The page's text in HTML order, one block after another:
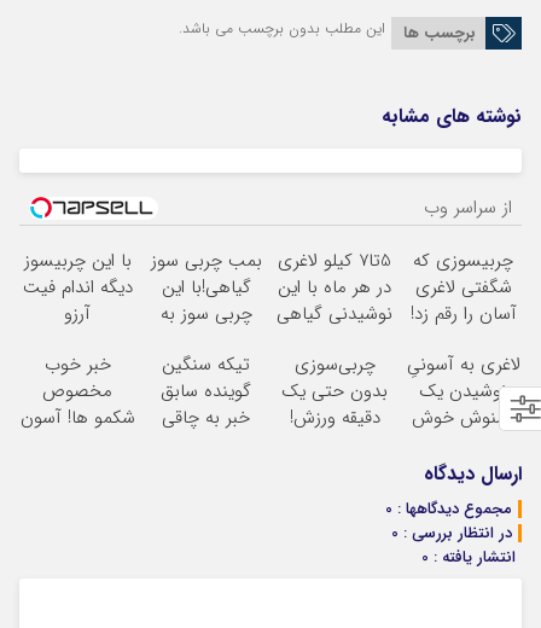
برچسب ها این مطلب بدون برچسب می باشد.
نوشته های مشابه
از سراسر وب
چربیسوزی که
شگفتی لاغری
آسان را رقم زد!
5تا7 کیلو لاغری
در هر ماه با این
نوشیدنی گیاهی
نصف قیمت
بمب چربی سوز
گیاهی!با این
چربی سوز به
شو با مجوز
بهداشت
با این چربیسوز
دیگه اندام فیت
آرزو
تا امشب)
لاغری به آسونیِ
نوشیدن یک
دمنوش خوش
چربی‌سوزی
بدون حتی یک
دقیقه ورزش!
تیکه سنگین
گوینده سابق
خبر به چاقی
خبر خوب
مخصوص
شکمو ها! آسون
ارسال دیدگاه
مجموع دیدگاهها : 0
در انتظار بررسی : 0
انتشار یافته : 0